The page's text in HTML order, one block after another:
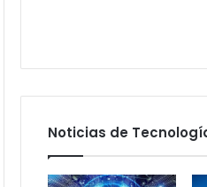
Noticias de